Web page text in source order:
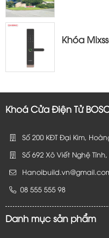
Khóa
Khoá Cửa Điện Tử
Số 200 KĐT Đại Kim,
Số 692 Xô Viết Nghệ
08 555 555 98
Danh mục sản phẩm